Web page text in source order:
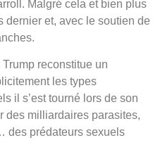
Malgré cela et bien plus
dernier et, avec le soutien de
reconstitue un
les types
il s’est tourné lors de son
des milliardaires parasites,
des prédateurs sexuels